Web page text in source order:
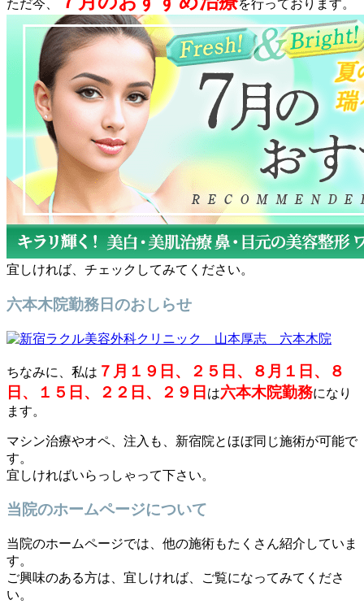
ただ今、 を行っております。
宜しければ、チェックしてみてください。
六本木院勤務日のおしらせ
ちなみに、私は ７月１９日、２５日、８月１日、８
日、１５日、２２日、２９日 は六本木院勤務になり
ます。
マシン治療やオペ、注入も、新宿院とほぼ同じ施術が可能で
す。
宜しければいらっしゃって下さい。
当院のホームページについて
当院のホームページでは、他の施術もたくさん紹介していま
す。
ご興味のある方は、宜しければ、ご覧になってみてくださ
い。